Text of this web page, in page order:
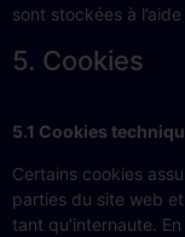
sont stockées à
5. Cookies
5.1 Cookies
Certains cookies
parties du site web
tant qu’internaute.